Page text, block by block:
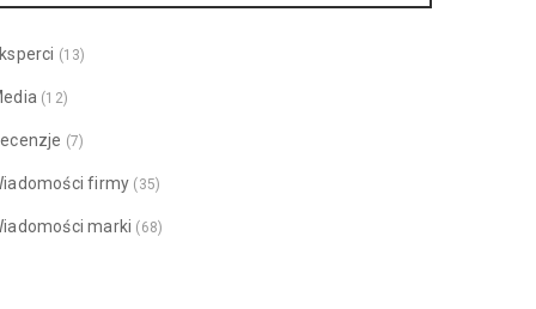
(13)
(12)
(7)
firmy (35)
marki (68)